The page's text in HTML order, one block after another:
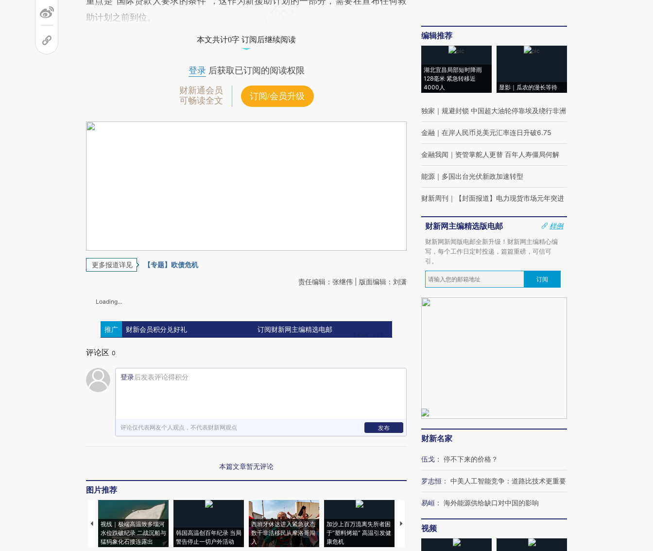
助计划之前到位。
本文共计0字 订阅后继续阅读
登录后获取已订阅的阅读权限
财新通会员
可畅读全文
订阅/会员升级
更多报道详见 【专题】欧债危机
责任编辑：张继伟 | 版面编辑：刘潇
Loading...
推广 财新会员积分兑好礼 订阅财新网主编精选电邮
评论区 0
登录后发表评论得积分
评论仅代表网友个人观点，不代表财新网观点 发布
本篇文章暂无评论
图片推荐
视线｜极端高温致多瑙河
水位跌破纪录 二战沉船与
猛犸象化石接连露出
韩国高温创百年纪录 当局
警告停止一切户外活动
西班牙休达进入紧急状态
数千非法移民从摩洛哥闯
入
加沙上百万流离失所者困
于“塑料烤箱” 高温引发健
康危机
视线｜HYROX的吸金
术：是什么让中产们甘
编辑推荐
湖北宜昌局部短时降雨
128毫米 紧急转移近
4000人
显影｜瓜农的漫长等待
独家 ｜ 规避封锁 中国超大油轮停靠埃及绕行非洲
金融 ｜ 在岸人民币兑美元汇率连日升破6.75
金融我闻 ｜ 资管掌舵人更替 百年人寿僵局何解
能源 ｜ 多国出台光伏新政加速转型
财新周刊 ｜ 【封面报道】电力现货市场元年突进
财新网主编精选版电邮
样例
财新网新闻版电邮全新升级！财新网主编精心编
写，每个工作日定时投递，篇篇重磅，可信可
引。
订阅
财新名家
伍戈 ： 停不下来的价格？
罗志恒 ： 中美人工智能竞争：道路比技术更重要
易峘 ： 海外能源供给缺口对中国的影响
视频